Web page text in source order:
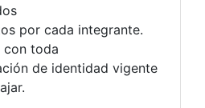
por cada integrante.
con toda
de identidad vigente